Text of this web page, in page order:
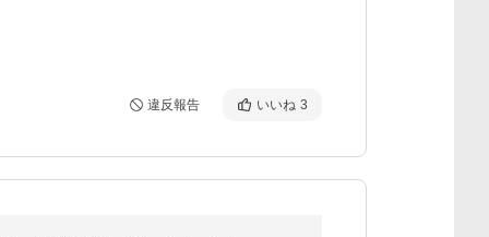
違反報告 いいね 3